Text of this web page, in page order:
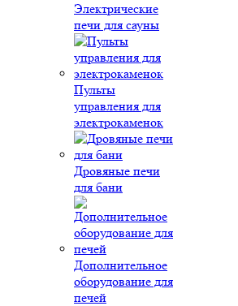
Электрические
печи для сауны
Пульты
управления для
электрокаменок
Дровяные печи
для бани
Дополнительное
оборудование для
печей